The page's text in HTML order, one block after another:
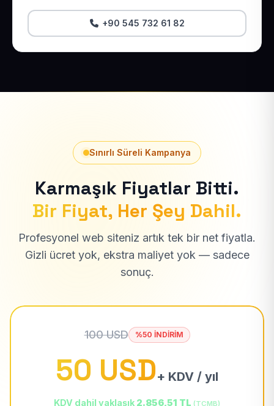
+90 545 732 61 82
Sınırlı Süreli Kampanya
Karmaşık Fiyatlar Bitti.
Bir Fiyat, Her Şey Dahil.
Profesyonel web siteniz artık tek bir net fiyatla.
Gizli ücret yok, ekstra maliyet yok — sadece
sonuç.
100 USD %50 İNDİRİM
50 USD+ KDV / yıl
KDV dahil yaklaşık 2.856,51 TL (TCMB)